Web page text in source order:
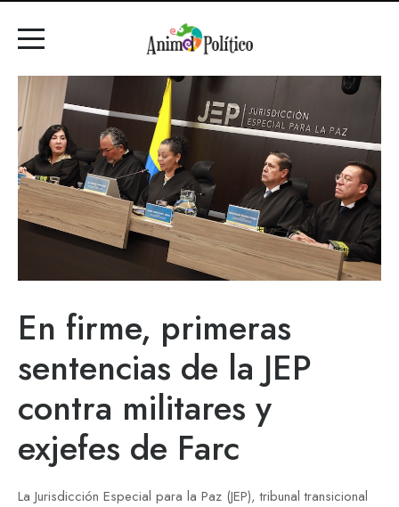
En firme, primeras
sentencias de la JEP
contra militares y
exjefes de Farc
La Jurisdicción Especial para la Paz (JEP), tribunal transicional